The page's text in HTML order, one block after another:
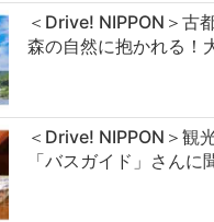
＜Drive! NIPPON＞古
森の自然に抱かれる！
＜Drive! NIPPON＞観
「バスガイド」さん